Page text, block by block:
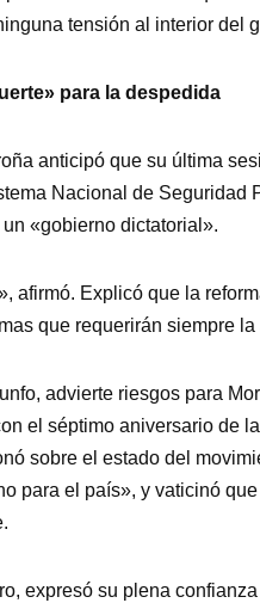
tensión al interior del
para la despedida
anticipó que su última
Nacional de Seguridad
«gobierno dictatorial».
afirmó. Explicó que la
que requerirán siempre
advierte riesgos para
el séptimo aniversario de
sobre el estado del
para el país», y vaticinó
expresó su plena